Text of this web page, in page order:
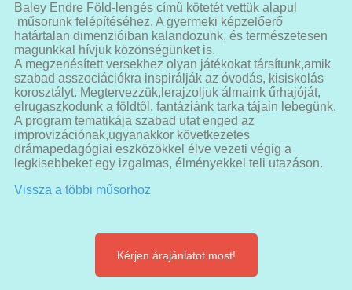
Baley Endre Föld-lengés című kötetét vettük alapul
műsorunk felépítéséhez. A gyermeki képzelőerő
határtalan dimenzióiban kalandozunk, és természetesen
magunkkal hívjuk közönségünket is.
A megzenésített versekhez olyan játékokat társítunk,amik
szabad asszociációkra inspirálják az óvodás, kisiskolás
korosztályt. Megtervezzük,lerajzoljuk álmaink űrhajóját,
elrugaszkodunk a földtől, fantáziánk tarka tájain lebegünk.
A program tematikája szabad utat enged az
improvizációnak,ugyanakkor következetes
drámapedagógiai eszközökkel élve vezeti végig a
legkisebbeket egy izgalmas, élményekkel teli utazáson.
Vissza a többi műsorhoz
Kérjen árajánlatot most!